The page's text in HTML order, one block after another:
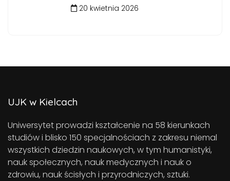
20 kwietnia 2026
UJK w Kielcach
Uniwersytet prowadzi kształcenie na 58 kierunkach
studiów i blisko 150 specjalnościach z zakresu niemal
wszystkich dziedzin naukowych, w tym humanistyki,
nauk społecznych, nauk medycznych i nauk o
zdrowiu, nauk ścisłych i przyrodniczych, sztuki.